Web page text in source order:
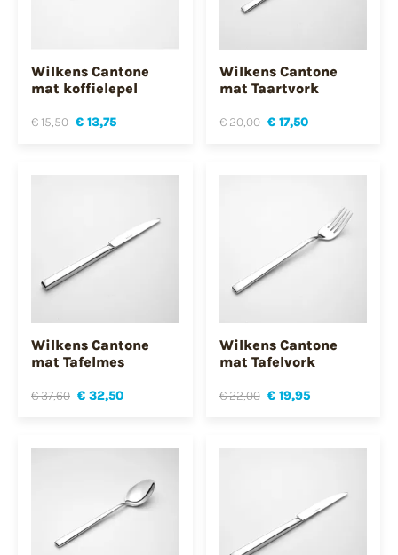
Wilkens Cantone
mat koffielepel
€ 15,50 € 13,75
Wilkens Cantone
mat Taartvork
€ 20,00 € 17,50
Wilkens Cantone
mat Tafelmes
€ 37,60 € 32,50
Wilkens Cantone
mat Tafelvork
€ 22,00 € 19,95